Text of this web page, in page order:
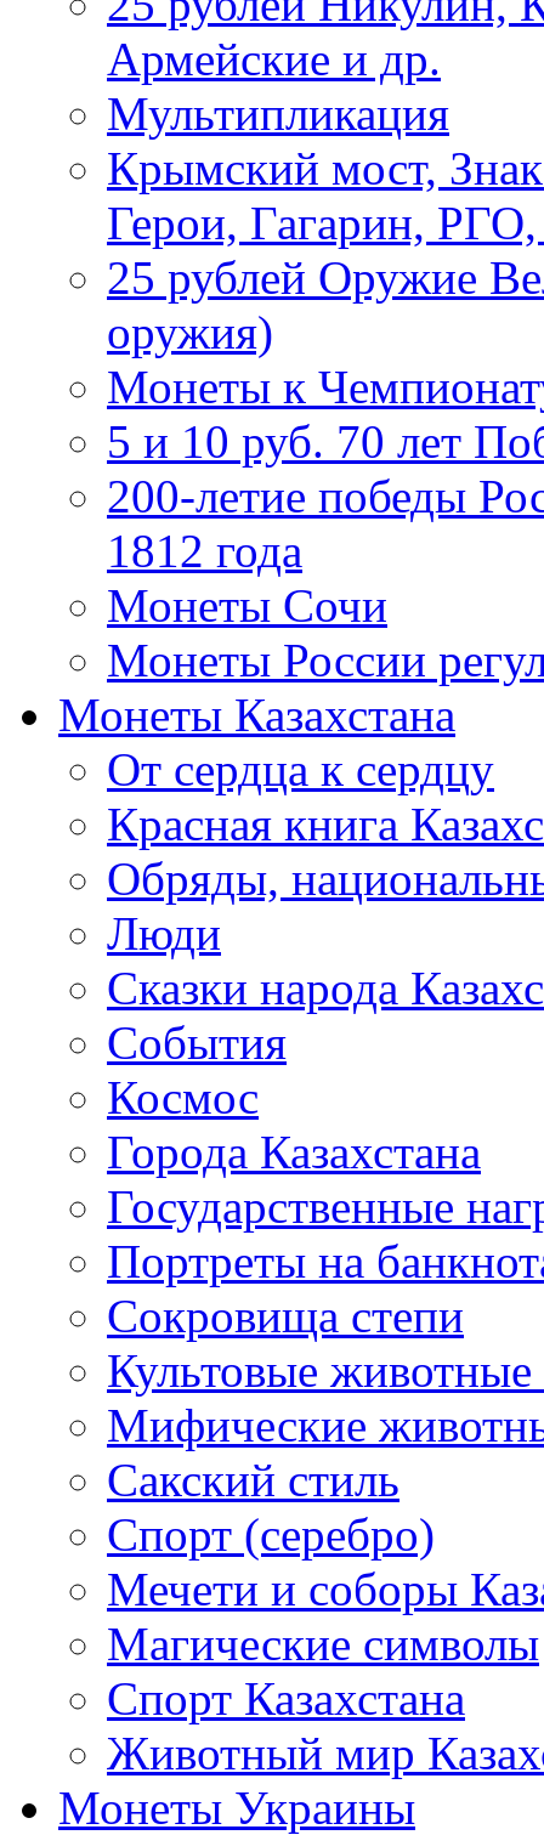
Армейские и др.
Мультипликация
Крымский мост,
Герои, Гагарин,
25 рублей Оружие
оружия)
Монеты к
5 и 10 руб. 70 лет
200-летие победы
1812 года
Монеты Сочи
Монеты России
Монеты Казахстана
От сердца к сердцу
Красная книга
Обряды,
Люди
Сказки народа
События
Космос
Города Казахстана
Государственные
Портреты на
Сокровища степи
Культовые
Мифические
Сакский стиль
Спорт (серебро)
Мечети и соборы
Магические символы
Спорт Казахстана
Животный мир
Монеты Украины